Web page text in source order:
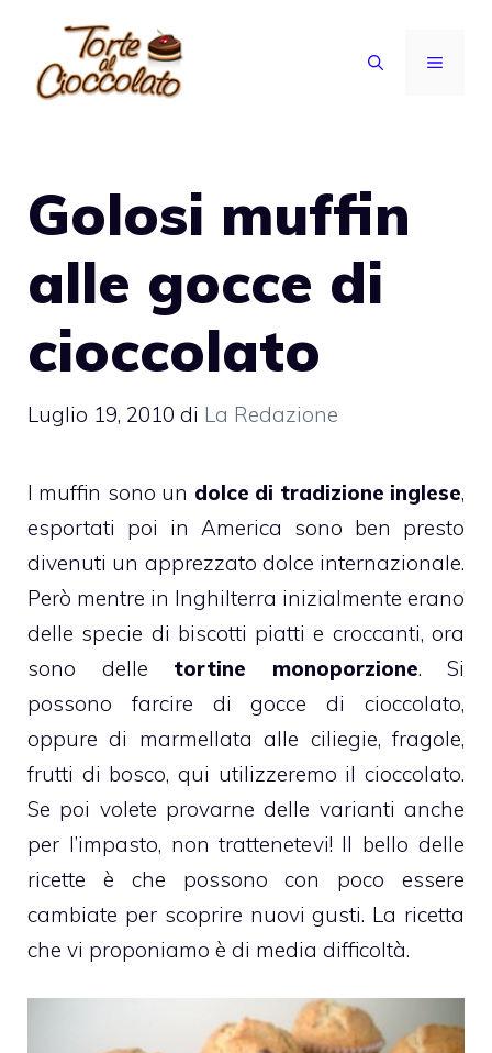
contenuto
MENU
Golosi muffin
alle gocce di
cioccolato
Luglio 19, 2010 di La Redazione
I muffin sono un dolce di tradizione inglese,
esportati poi in America sono ben presto
divenuti un apprezzato dolce internazionale.
Però mentre in Inghilterra inizialmente erano
delle specie di biscotti piatti e croccanti, ora
sono delle tortine monoporzione. Si
possono farcire di gocce di cioccolato,
oppure di marmellata alle ciliegie, fragole,
frutti di bosco, qui utilizzeremo il cioccolato.
Se poi volete provarne delle varianti anche
per l’impasto, non trattenetevi! Il bello delle
ricette è che possono con poco essere
cambiate per scoprire nuovi gusti. La ricetta
che vi proponiamo è di media difficoltà.